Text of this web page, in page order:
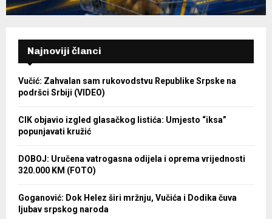
Najnoviji članci
Vučić: Zahvalan sam rukovodstvu Republike Srpske na
podršci Srbiji (VIDEO)
CIK objavio izgled glasačkog listića: Umjesto “iksa”
popunjavati kružić
DOBOJ: Uručena vatrogasna odijela i oprema vrijednosti
320.000 KM (FOTO)
Goganović: Dok Helez širi mržnju, Vučića i Dodika čuva
ljubav srpskog naroda